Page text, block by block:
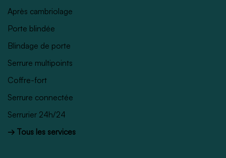
Après cambriolage
Porte blindée
Blindage de porte
Serrure multipoints
Coffre-fort
Serrure connectée
Serrurier 24h/24
→ Tous les services